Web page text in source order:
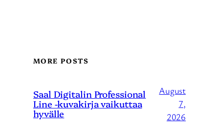
MORE POSTS
Saal Digitalin Professional
Line -kuvakirja vaikuttaa
hyvälle
August
7,
2026